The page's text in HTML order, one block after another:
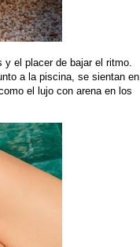
y el placer de bajar el ritmo.
a la piscina, se sientan en
el lujo con arena en los